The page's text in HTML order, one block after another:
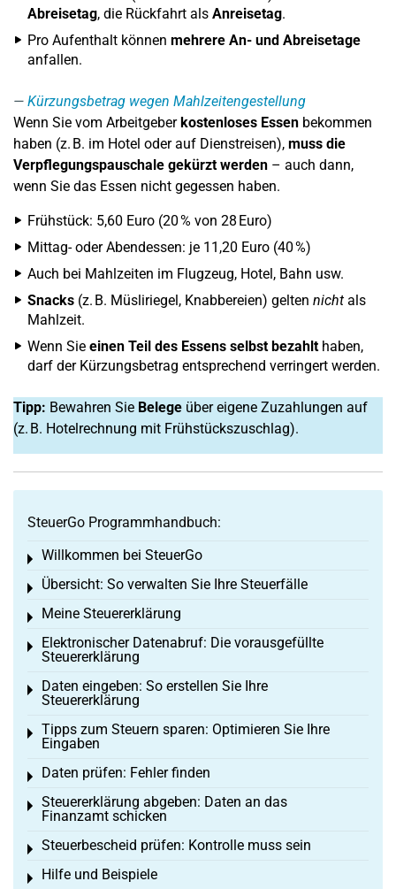
Abreisetag, die Rückfahrt als Anreisetag.
Pro Aufenthalt können mehrere An- und Abreisetage
anfallen.
Kürzungsbetrag wegen Mahlzeitengestellung
Wenn Sie vom Arbeitgeberkostenloses Essen bekommen
haben (z. B. im Hotel oder auf Dienstreisen), muss die
Verpflegungspauschale gekürzt werden – auch dann,
wenn Sie das Essen nicht gegessen haben.
Frühstück: 5,60 Euro (20 % von 28 Euro)
Mittag- oder Abendessen: je 11,20 Euro (40 %)
Auch bei Mahlzeiten im Flugzeug, Hotel, Bahn usw.
Snacks (z. B. Müsliriegel, Knabbereien) gelten nicht als
Mahlzeit.
Wenn Sie einen Teil des Essens selbst bezahlthaben,
darf der Kürzungsbetrag entsprechend verringert werden.
Tipp: Bewahren Sie Belege über eigene Zuzahlungen auf
(z. B. Hotelrechnung mit Frühstückszuschlag).
SteuerGo Programmhandbuch:
Willkommen bei SteuerGo
Toggle menu
Übersicht: So verwalten Sie Ihre Steuerfälle
Toggle menu
Meine Steuererklärung
Toggle menu
Elektronischer Datenabruf: Die vorausgefüllte
Steuererklärung
Toggle menu
Daten eingeben: So erstellen Sie Ihre
Steuererklärung
Toggle menu
Tipps zum Steuern sparen: Optimieren Sie Ihre
Eingaben
Toggle menu
Daten prüfen: Fehler finden
Toggle menu
Steuererklärung abgeben: Daten an das
Finanzamt schicken
Toggle menu
Steuerbescheid prüfen: Kontrolle muss sein
Toggle menu
Hilfe und Beispiele
Toggle menu